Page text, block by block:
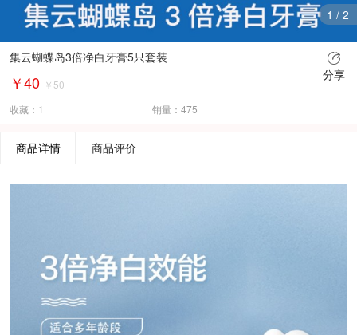
1 / 2
集云蝴蝶岛3倍净白牙膏5只套装
￥40 ￥50
收藏： 1 销量： 475
分享
商品详情 商品评价